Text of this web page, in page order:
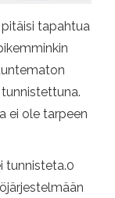
tapahtua
ei ole tarpeen
tunnisteta.0